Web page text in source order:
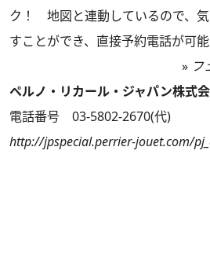
ク！ 地図と連動しているので、
すことができ、直接予約電話が可能
» フ
ペルノ・リカール・ジャパン株式
電話番号 03-5802-2670(代)
http://jpspecial.perrier-jouet.com/